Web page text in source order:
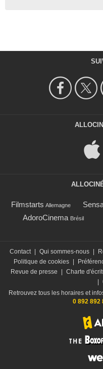
Filmstarts Allemagne
AdoroCinema Brésil
Contact Qui sommes-nous
Politique de cookies
Revue de presse
Charte
Retrouvez tous les horaires et
0 892 892